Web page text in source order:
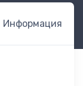
Информация